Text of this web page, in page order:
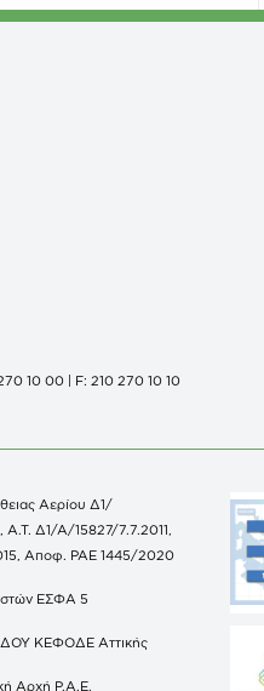
10 00 | F: 210 270 10 10
Αερίου Δ1/
Α.Τ. Δ1/Α/15827/7.7.2011,
Αποφ. ΡΑΕ 1445/2020
ΕΣΦΑ 5
ΚΕΦΟΔΕ Αττικής
Αρχή Ρ.Α.Ε.